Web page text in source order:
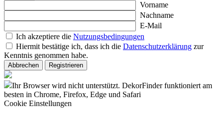
Vorname
Nachname
E-Mail
Ich akzeptiere die Nutzungsbedingungen
Hiermit bestätige ich, dass ich die Datenschutzerklärung zur
Kenntnis genommen habe.
Abbrechen Registrieren
Ihr Browser wird nicht unterstützt. DekorFinder funktioniert am
besten in Chrome, Firefox, Edge und Safari
Cookie Einstellungen